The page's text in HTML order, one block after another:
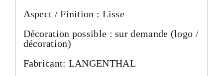
Aspect / Finition : Lisse
Décoration possible : sur demande (logo /
décoration)
Fabricant: LANGENTHAL